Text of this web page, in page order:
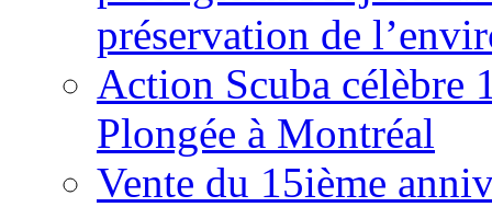
préservation de
Action Scuba célèbre
Plongée à Montréal
Vente du 15ième